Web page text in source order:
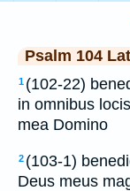
Psalm 104
1 (102-22)
in omnibus
mea Domino
2 (103-1)
Deus meus